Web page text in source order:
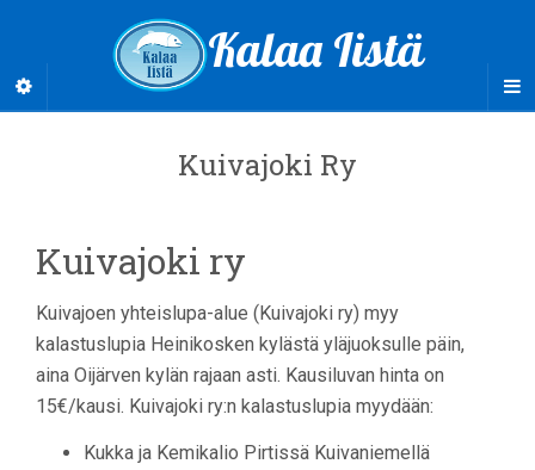
Kalaa Iistä
Kuivajoki Ry
Kuivajoki ry
Kuivajoen yhteislupa-alue (Kuivajoki ry) myy
kalastuslupia Heinikosken kylästä yläjuoksulle päin,
aina Oijärven kylän rajaan asti. Kausiluvan hinta on
15€/kausi. Kuivajoki ry:n kalastuslupia myydään:
Kukka ja Kemikalio Pirtissä Kuivaniemellä